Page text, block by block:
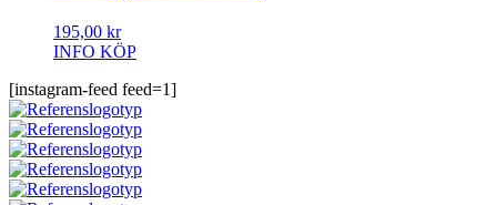
195,00 kr
INFO KÖP
[instagram-feed feed=1]